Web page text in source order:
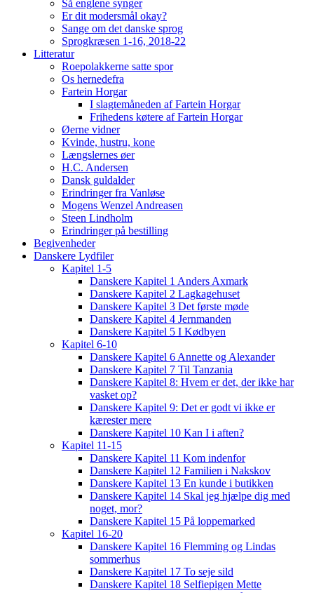
Så englene synger
Er dit modersmål okay?
Sange om det danske sprog
Sprogkræsen 1-16, 2018-22
Litteratur
Roepolakkerne satte spor
Os hernedefra
Fartein Horgar
I slagtemåneden af Fartein Horgar
Frihedens køtere af Fartein Horgar
Øerne vidner
Kvinde, hustru, kone
Længslernes øer
H.C. Andersen
Dansk guldalder
Erindringer fra Vanløse
Mogens Wenzel Andreasen
Steen Lindholm
Erindringer på bestilling
Begivenheder
Danskere Lydfiler
Kapitel 1-5
Danskere Kapitel 1 Anders Axmark
Danskere Kapitel 2 Lagkagehuset
Danskere Kapitel 3 Det første møde
Danskere Kapitel 4 Jernmanden
Danskere Kapitel 5 I Kødbyen
Kapitel 6-10
Danskere Kapitel 6 Annette og Alexander
Danskere Kapitel 7 Til Tanzania
Danskere Kapitel 8: Hvem er det, der ikke har
vasket op?
Danskere Kapitel 9: Det er godt vi ikke er
kærester mere
Danskere Kapitel 10 Kan I i aften?
Kapitel 11-15
Danskere Kapitel 11 Kom indenfor
Danskere Kapitel 12 Familien i Nakskov
Danskere Kapitel 13 En kunde i butikken
Danskere Kapitel 14 Skal jeg hjælpe dig med
noget, mor?
Danskere Kapitel 15 På loppemarked
Kapitel 16-20
Danskere Kapitel 16 Flemming og Lindas
sommerhus
Danskere Kapitel 17 To seje sild
Danskere Kapitel 18 Selfiepigen Mette